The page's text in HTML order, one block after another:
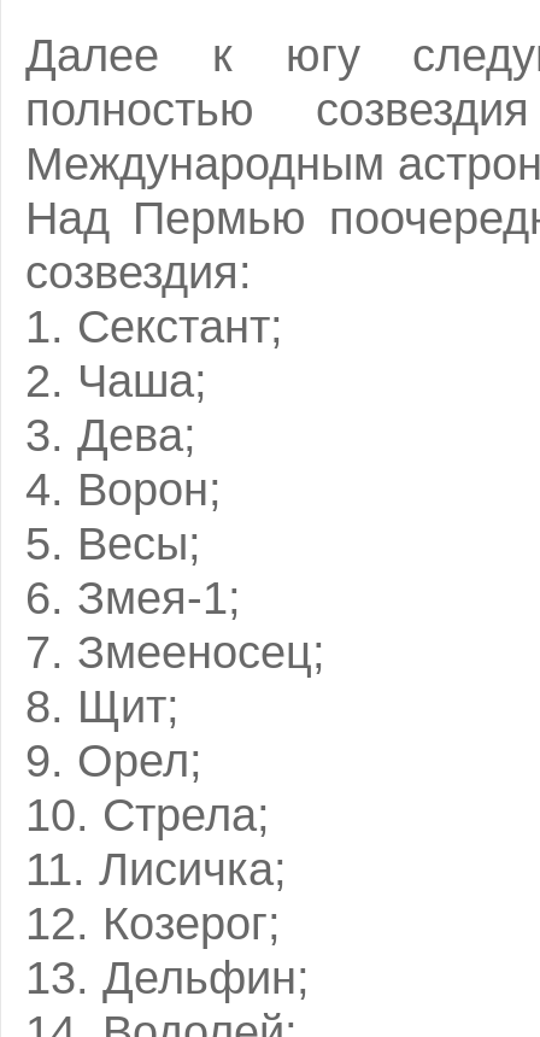
Далее к югу
полностью
Международным
Над Пермью
созвездия:
1. Секстант;
2. Чаша;
3. Дева;
4. Ворон;
5. Весы;
6. Змея-1;
7. Змееносец;
8. Щит;
9. Орел;
10. Стрела;
11. Лисичка;
12. Козерог;
13. Дельфин;